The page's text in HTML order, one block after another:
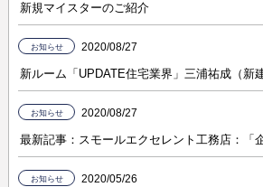
新規マイスターのご紹介
お知らせ 2020/08/27
新ルーム「UPDATE住宅業界」三浦祐成（新
お知らせ 2020/08/27
最新記事：スモールエクセレント工務店：「
お知らせ 2020/05/26